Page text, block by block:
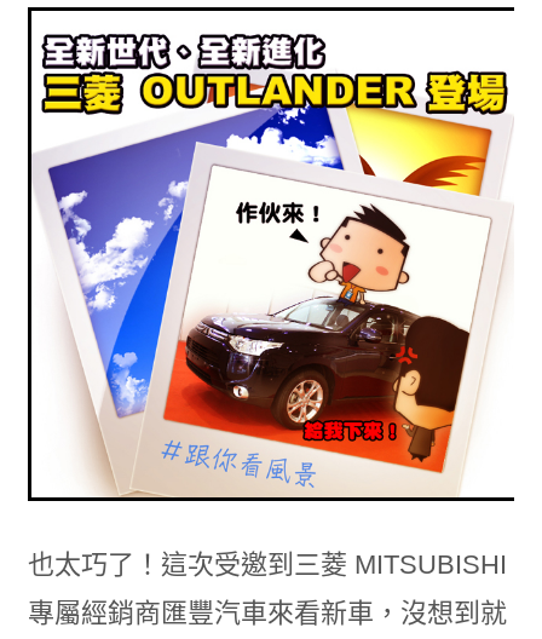
也太巧了！這次受邀到三菱 MITSUBISHI
專屬經銷商匯豐汽車來看新車，沒想到就